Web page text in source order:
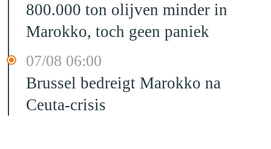
800.000 ton olijven minder in
Marokko, toch geen paniek
07/08 06:00
Brussel bedreigt Marokko na
Ceuta-crisis